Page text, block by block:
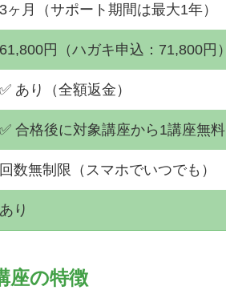
3ヶ月（サポート期間は最大1年）
61,800円（ハガキ申込：71,800円）
✅ あり（全額返金）
✅ 合格後に対象講座から1講座無料
回数無制限（スマホでいつでも）
あり
座の特徴